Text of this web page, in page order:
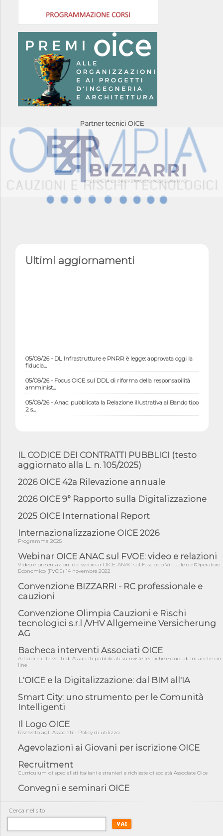
Partner tecnici OICE
Ultimi aggiornamenti
05/08/26 - DL Infrastrutture e PNRR è legge: approvata oggi la
fiducia...
05/08/26 - Focus OICE sul DDL di riforma della responsabilità
amminist...
05/08/26 - Anac: pubblicata la Relazione illustrativa al Bando tipo
2 s...
di Reg...
05/08/26 - Lettera OICE per il bando della Giunta Regionale della
per ...
COP31, An...
04/08/26 - CdS, project financing: progetto di fattibilità da
impugnar...
04/08/26 - Rapporto Anac corruzione 2020-2026: procedimenti
penali per ...
04/08/26 - CdS: partecipazione alla gara non equivale ad
acquiescenza r...
04/08/26 - DL Infrastrutture approvato alla Camera, passa ora al
03/08/26 - TAR Piemonte: RUP può avvalersi di consulente
esterno per v...
aggiudicazioni e...
03/08/26 - Conferenza Obiettivo Export: Imprese e Territori del
03/08/26 - TAR Sicilia: raggruppate devono possedere requisiti
per eseg...
03/08/26 - TAR Lazio - Latina: omesso sopralluogo obbligatorio
03/08/26 - Investimenti stradali nei piccoli Comuni: dal MIT
ulteriori ...
31/07/26 - On line il testo integrale della Rilevazione annuale
31/07/26 - MASE: approvata la nuova guida operativa dei
Water Deve...
31/07/26 - On line le Classifiche OICE 2026: fatturati, settori e
IL CODICE DEI CONTRATTI PUBBLICI (testo
aggiornato alla L. n. 105/2025)
2026 OICE 42a Rilevazione annuale
2026 OICE 9° Rapporto sulla Digitalizzazione
2025 OICE International Report
Internazionalizzazione OICE 2026
Programma 2025
Webinar OICE ANAC sul FVOE: video e relazioni
Video e presentazioni del webinar OICE-ANAC sul Fascicolo Virtuale dell'Operatore
Economico (FVOE) 14 novembre 2022
Convenzione BIZZARRI - RC professionale e
cauzioni
Convenzione Olimpia Cauzioni e Rischi
tecnologici s.r.l /VHV Allgemeine Versicherung
AG
Bacheca interventi Associati OICE
Articoli e interventi di Associati pubblicati su riviste tecniche e quotidiani anche on
line
L'OICE e la Digitalizzazione: dal BIM all'IA
Smart City: uno strumento per le Comunità
Intelligenti
Il Logo OICE
Riservato agli Associati - Policy di utilizzo
Agevolazioni ai Giovani per iscrizione OICE
Recruitment
Curriculum di specialisti italiani e stranieri e richieste di società Associate Oice
Convegni e seminari OICE
Cerca nel sito